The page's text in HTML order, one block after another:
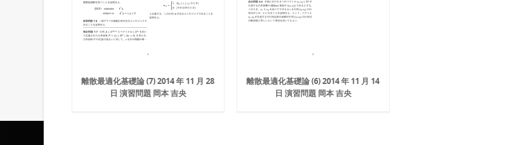
離散最適化基礎論 (7) 2014 年 11 月 28
日 演習問題 岡本 吉央
離散最適化基礎論 (6) 2014 年 11 月 14
日 演習問題 岡本 吉央